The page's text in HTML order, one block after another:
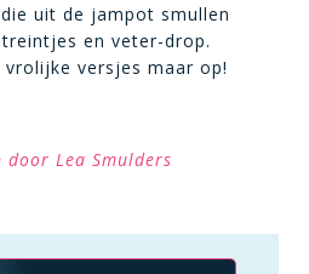
uit de jampot smullen
en veter-drop.
versjes maar op!
door Lea Smulders